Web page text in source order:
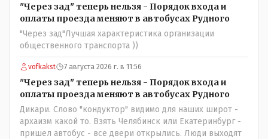
"Через зад" теперь нельзя - Порядок входа и
оплаты проезда меняют в автобусах Рудного
"Через зад"Лучшая характеристика организации
общественного транспорта ))
vofkakst 7 августа 2026 г. в 11:56
"Через зад" теперь нельзя - Порядок входа и
оплаты проезда меняют в автобусах Рудного
Дикари. Слово "кондуктор" видимо для наших широт -
архаизм какой то. Взять Челябинск или Екатеринбург -
пришел автобус - все двери открылись. Люди выходят